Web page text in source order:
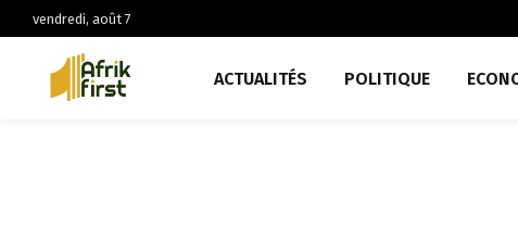
vendredi, août 7
ACTUALITÉS POLITIQUE